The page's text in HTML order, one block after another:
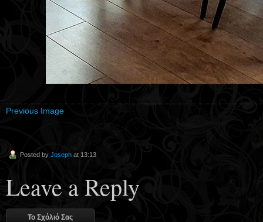
Previous Image
Posted by Joseph at 13:13
Leave a Reply
Το Σχόλιό Σας